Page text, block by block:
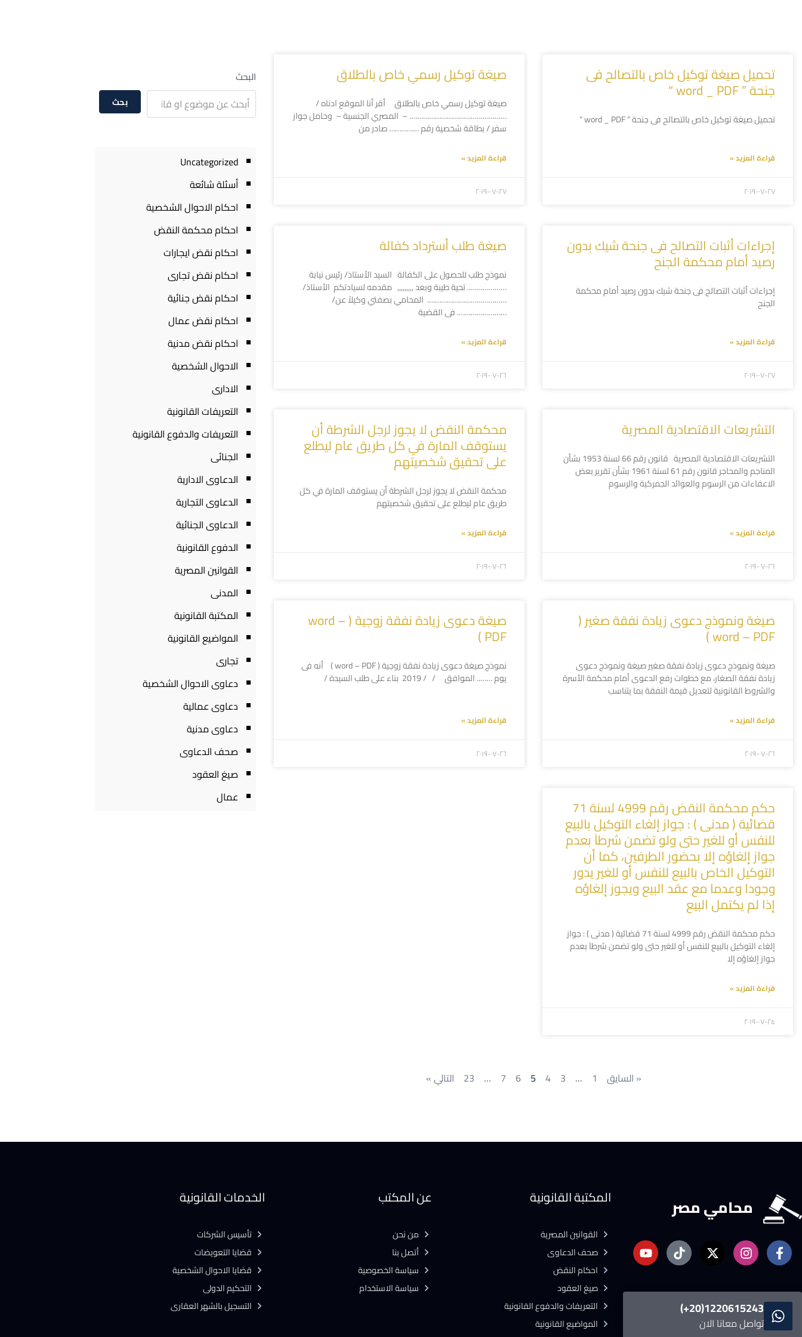
تحميل صيغة توكيل خاص بالتصالح فى
جنحة ” word _ PDF “
تحميل صيغة توكيل خاص بالتصالح فى جنحة ” word _ PDF “
قراءة المزيد »
۲۰۱۹-۰۷-۲۷
صيغة توكيل رسمي خاص بالطلاق
صيغة توكيل رسمي خاص بالطلاق أقر أنا الموقع ادناه /
…………………………………………. – المصري الجنسية – وحامل جواز
سفر / بطاقة شخصية رقم …………… صادر من
قراءة المزيد »
۲۰۱۹-۰۷-۲۷
إجراءات أثبات التصالح فى جنحة شيك بدون
رصيد أمام محكمة الجنح
إجراءات أثبات التصالح فى جنحة شيك بدون رصيد أمام محكمة
الجنح
قراءة المزيد »
۲۰۱۹-۰۷-۲۷
صيغة طلب أسترداد كفالة
نموذج طلب للحصول على الكفالة السيد الأستاذ/ رئيس نيابة
……………….. تحية طيبة وبعد ,,,,,,,,, مقدمه لسيادتكم الأستاذ/
…………………………………. المحامي بصفتي وكيلاً عن/
……………………. فى القضية
قراءة المزيد »
۲۰۱۹-۰۷-۲٦
التشريعات الاقتصادية المصرية
التشريعات الاقتصادية المصرية قانون رقم 66 لسنة 1953 بشأن
المناجم والمحاجر قانون رقم 61 لسنة 1961 بشأن تقرير بعض
الاعفاءات من الرسوم والعوائد الجمركية والرسوم
قراءة المزيد »
۲۰۱۹-۰۷-۲٦
محكمة النقض لا يجوز لرجل الشرطة أن
يستوقف المارة في كل طريق عام ليطلع
على تحقيق شخصيتهم
محكمة النقض لا يجوز لرجل الشرطة أن يستوقف المارة في كل
طريق عام ليطلع على تحقيق شخصيتهم
قراءة المزيد »
۲۰۱۹-۰۷-۲٦
صيغة ونموذج دعوى زيادة نفقة صغير (
word – PDF )
صيغة ونموذج دعوى زيادة نفقة صغير صيغة ونموذج دعوى
زيادة نفقة الصغار، مع خطوات رفع الدعوى أمام محكمة الأسرة
والشروط القانونية لتعديل قيمة النفقة بما يتناسب
قراءة المزيد »
۲۰۱۹-۰۷-۲٦
صيغة دعوى زيادة نفقة زوجية ( word –
PDF )
نموذج صيغة دعوى زيادة نفقة زوجية ( word – PDF ) أنه فى
يوم …….. الموافق / / 2019 بناء على طلب السيدة /
قراءة المزيد »
۲۰۱۹-۰۷-۲٦
حكم محكمة النقض رقم 4999 لسنة 71
قضائية ( مدنى ) : جواز إلغاء التوكيل بالبيع
للنفس أو للغير حتى ولو تضمن شرطاَ بعدم
جواز إلغاؤه إلا بحضور الطرفين، كما أن
التوكيل الخاص بالبيع للنفس أو للغير يدور
وجودا وعدما مع عقد البيع ويجوز إلغاؤه
إذا لم يكتمل البيع
حكم محكمة النقض رقم 4999 لسنة 71 قضائية ( مدنى ) : جواز
إلغاء التوكيل بالبيع للنفس أو للغير حتى ولو تضمن شرطاَ بعدم
جواز إلغاؤه إلا
قراءة المزيد »
۲۰۱۹-۰۷-۲۵
« السايق 1
…
3
4
5
6
7
…
23 التالي »
البحث
بحث
Uncategorized
أسئلة شائعة
احكام الاحوال الشخصية
احكام محكمة النقض
احكام نقض ايجارات
احكام نقض تجارى
احكام نقض جنائية
احكام نقض عمال
احكام نقض مدنية
الاحوال الشخصية
الادارى
التعريفات القانونية
التعريفات والدفوع القانونية
الجنائى
الدعاوى الادارية
الدعاوى التجارية
الدعاوى الجنائية
الدفوع القانونية
القوانين المصرية
المدنى
المكتبة القانونية
المواضيع القانونية
تجارى
دعاوى الاحوال الشخصية
دعاوى عمالية
دعاوى مدنية
صحف الدعاوى
صيغ العقود
عمال
محامي مصر
1220615243(20+)
تواصل معانا الان
المكتبة القانونية
القوانين المصرية
صحف الدعاوى
احكام النقض
صيغ العقود
التعريفات والدفوع القانونية
المواضيع القانونية
عن المكتب
من نحن
أتصل بنا
سياسة الخصوصية
سياسة الاستخدام
الخدمات القانونية
تأسيس الشركات
قضايا التعويضات
قضايا الاحوال الشخصية
التحكيم الدولى
التسجيل بالشهر العقارى